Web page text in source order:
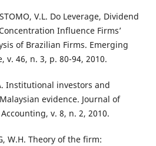
V.L. Do Leverage, Dividend
Influence Firms’
of Brazilian Firms. Emerging
v. 46, n. 3, p. 80-94, 2010.
Institutional investors and
evidence. Journal of
v. 8, n. 2, 2010.
W.H. Theory of the firm: